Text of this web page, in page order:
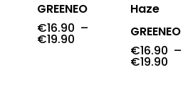
GREENEO
€16.90 –
€19.90Plage
Haze
GREENEO
€16.90 –
€19.90